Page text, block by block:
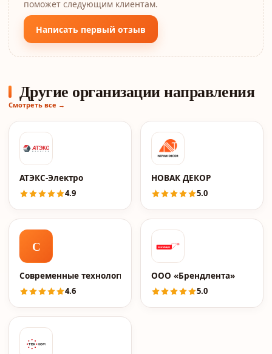
поможет следующим клиентам.
Написать первый отзыв
Другие организации направления
Смотреть все →
АТЭКС-Электро
4.9
НОВАК ДЕКОР
5.0
С
Современные технологии
4.6
ООО «Брендлента»
5.0